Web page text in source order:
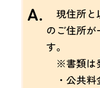
A.
現住所と
のご住所
す。
※書類は
・公共料